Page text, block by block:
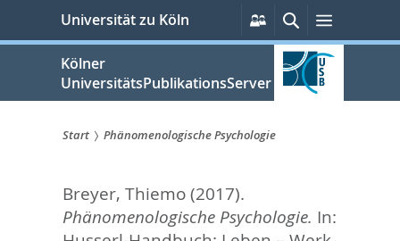
springen
Universität zu Köln
Persönliche
Services
SucheMenü
Kölner
UniversitätsPublikationsServer
sind
hier:
Start Phänomenologische Psychologie
Breyer, Thiemo(2017).
Phänomenologische Psychologie. In: